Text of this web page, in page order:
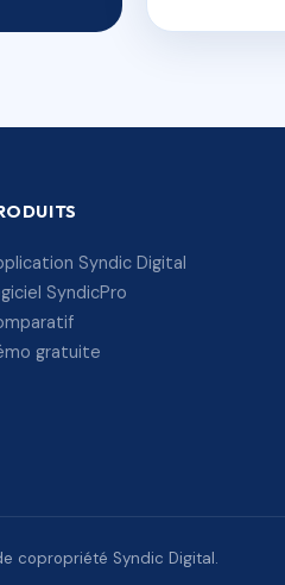
Syndic Digital
SyndicPro
gratuite
copropriété Syndic Digital.